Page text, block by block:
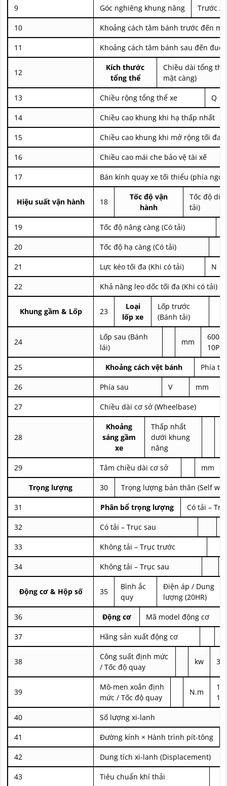
9 Góc nghiêng khung nâng Trước /
10 Khoảng cách tâm bánh trước đến
11 Khoảng cách tâm bánh sau đến đuôi
12
Kích thước
tổng thể
Chiều dài tổng
mặt càng)
13 Chiều rộng tổng thể xe Q
14 Chiều cao khung khi hạ thấp nhất
15 Chiều cao khung khi mở rộng tối đa
16 Chiều cao mái che bảo vệ tài xế
17 Bán kính quay xe tối thiểu (phía
Hiệu suất vận hành 18
Tốc độ vận
hành
Tốc độ di
tải)
19 Tốc độ nâng càng (Có tải)
20 Tốc độ hạ càng (Có tải)
21 Lực kéo tối đa (Khi có tải) N
22 Khả năng leo dốc tối đa (Khi có tải)
Khung gầm & Lốp 23
Loại
lốp xe
Lốp trước
(Bánh tải)
24
Lốp sau (Bánh
lái)
mm
600-
10PR
25 Khoảng cách vệt bánh Phía
26 Phía sau V mm
27 Chiều dài cơ sở (Wheelbase)
28
Khoảng
sáng gầm
xe
Thấp nhất
dưới khung
nâng
29 Tâm chiều dài cơ sở mm
Trọng lượng 30 Trọng lượng bản thân (Self
31 Phân bổ trọng lượng Có tải –
32 Có tải – Trục sau
33 Không tải – Trục trước
34 Không tải – Trục sau
Động cơ & Hộp số 35
Bình ắc
quy
Điện áp / Dung
lượng (20HR)
36 Động cơ Mã model động cơ
37 Hãng sản xuất động cơ
38
Công suất định mức
/ Tốc độ quay
kw
39
Mô-men xoắn định
mức / Tốc độ quay
N.m
40 Số lượng xi-lanh
41 Đường kính × Hành trình pít-tông
42 Dung tích xi-lanh (Displacement)
43 Tiêu chuẩn khí thải